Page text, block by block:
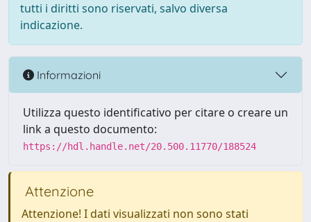
tutti i diritti sono riservati, salvo diversa
indicazione.
Informazioni
Utilizza questo identificativo per citare o creare un
link a questo documento:
https://hdl.handle.net/20.500.11770/188524
Attenzione
Attenzione! I dati visualizzati non sono stati